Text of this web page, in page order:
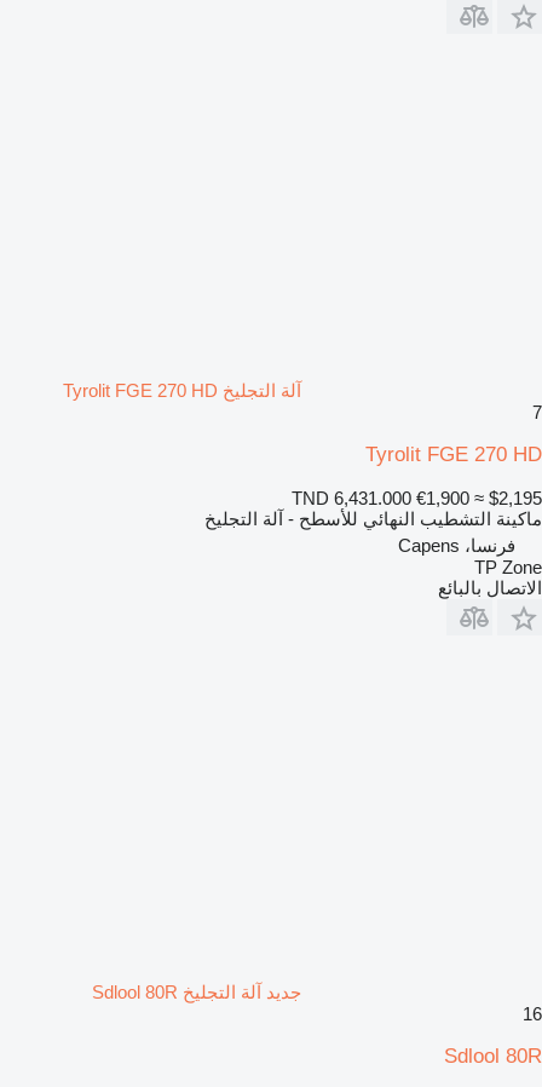
آلة التجليخ Tyrolit FGE 270 HD
7
Tyrolit FGE 270 HD
TND 6,431.000 €1,900 ≈ $2,195
ماكينة التشطيب النهائي للأسطح - آلة التجليخ
فرنسا، Capens
TP Zone
الاتصال بالبائع
جديد آلة التجليخ Sdlool 80R
16
Sdlool 80R